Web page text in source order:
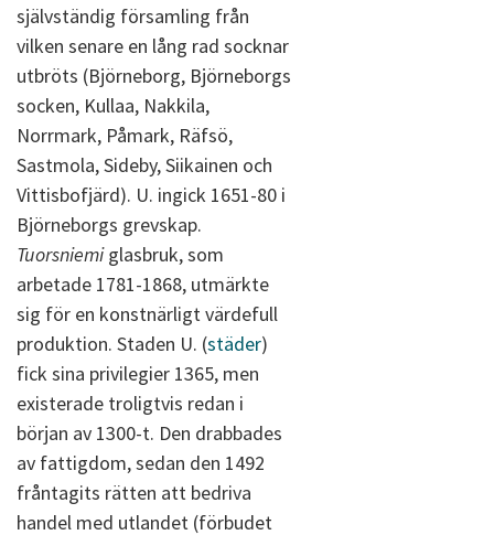
självständig församling från
vilken senare en lång rad socknar
utbröts (Björneborg, Björneborgs
socken, Kullaa, Nakkila,
Norrmark, Påmark, Räfsö,
Sastmola, Sideby, Siikainen och
Vittisbofjärd). U. ingick 1651-80 i
Björneborgs grevskap.
Tuorsniemiglasbruk, som
arbetade 1781-1868, utmärkte
sig för en konstnärligt värdefull
produktion. Staden U. (städer)
fick sina privilegier 1365, men
existerade troligtvis redan i
början av 1300-t. Den drabbades
av fattigdom, sedan den 1492
fråntagits rätten att bedriva
handel med utlandet (förbudet